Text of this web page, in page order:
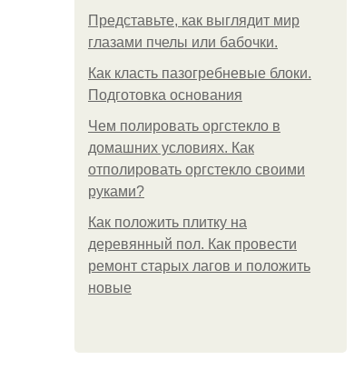
Представьте, как выглядит мир
глазами пчелы или бабочки.
Как класть пазогребневые блоки.
Подготовка основания
Чем полировать оргстекло в
домашних условиях. Как
отполировать оргстекло своими
руками?
Как положить плитку на
деревянный пол. Как провести
ремонт старых лагов и положить
новые